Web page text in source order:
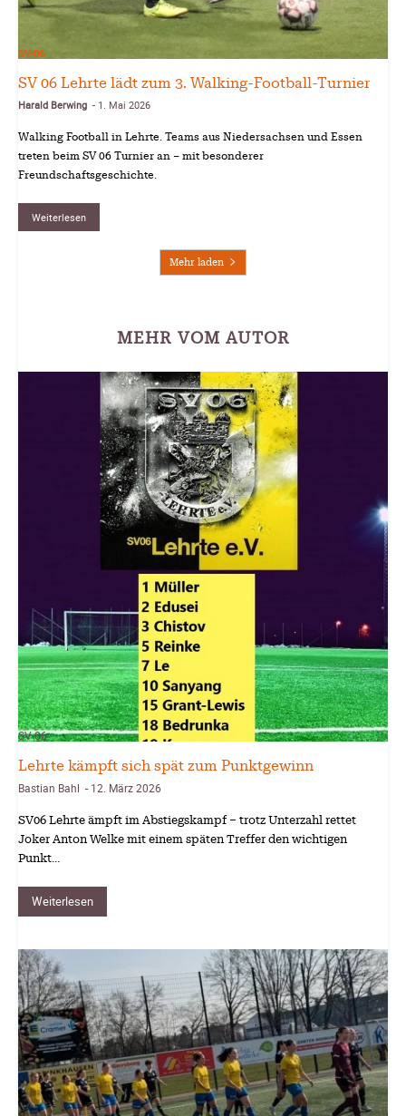
SV-06
SV 06 Lehrte lädt zum 3. Walking-Football-Turnier
Harald Berwing - 1. Mai 2026
Walking Football in Lehrte. Teams aus Niedersachsen und Essen
treten beim SV 06 Turnier an – mit besonderer
Freundschaftsgeschichte.
Weiterlesen
Mehr laden
MEHR VOM AUTOR
SV-06
Lehrte kämpft sich spät zum Punktgewinn
Bastian Bahl - 12. März 2026
SV06 Lehrte ämpft im Abstiegskampf – trotz Unterzahl rettet
Joker Anton Welke mit einem späten Treffer den wichtigen
Punkt…
Weiterlesen